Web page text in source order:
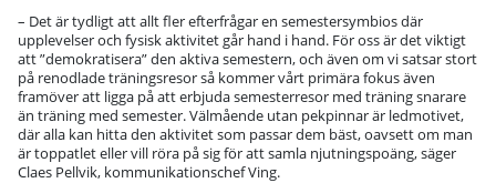
– Det är tydligt att allt fler efterfrågar en semestersymbios där
upplevelser och fysisk aktivitet går hand i hand. För oss är det viktigt
att ”demokratisera” den aktiva semestern, och även om vi satsar stort
på renodlade träningsresor så kommer vårt primära fokus även
framöver att ligga på att erbjuda semesterresor med träning snarare
än träning med semester. Välmående utan pekpinnar är ledmotivet,
där alla kan hitta den aktivitet som passar dem bäst, oavsett om man
är toppatlet eller vill röra på sig för att samla njutningspoäng, säger
Claes Pellvik, kommunikationschef Ving.